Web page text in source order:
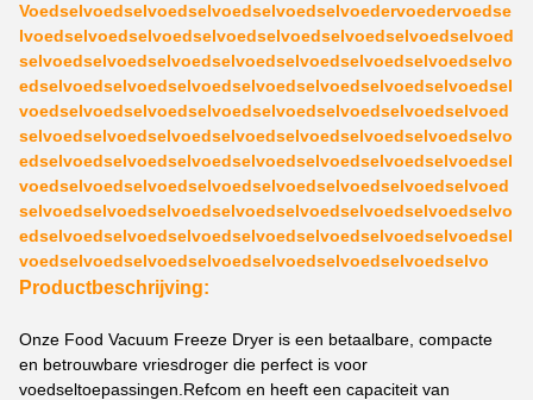
Voedselvoedselvoedselvoedselvoedselvoedervoedervoedse
lvoedselvoedselvoedselvoedselvoedselvoedselvoedselvoed
selvoedselvoedselvoedselvoedselvoedselvoedselvoedselvo
edselvoedselvoedselvoedselvoedselvoedselvoedselvoedsel
voedselvoedselvoedselvoedselvoedselvoedselvoedselvoed
selvoedselvoedselvoedselvoedselvoedselvoedselvoedselvo
edselvoedselvoedselvoedselvoedselvoedselvoedselvoedsel
voedselvoedselvoedselvoedselvoedselvoedselvoedselvoed
selvoedselvoedselvoedselvoedselvoedselvoedselvoedselvo
edselvoedselvoedselvoedselvoedselvoedselvoedselvoedsel
voedselvoedselvoedselvoedselvoedselvoedselvoedselvo
Productbeschrijving:
Onze Food Vacuum Freeze Dryer is een betaalbare, compacte
en betrouwbare vriesdroger die perfect is voor
voedseltoepassingen.Refcom en heeft een capaciteit van